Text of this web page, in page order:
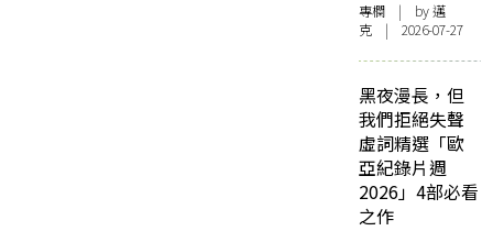
專欄 | by邁
克 | 2026-07-27
黑夜漫長，但
我們拒絕失聲
虛詞精選「歐
亞紀錄片週
2026」4部必看
之作